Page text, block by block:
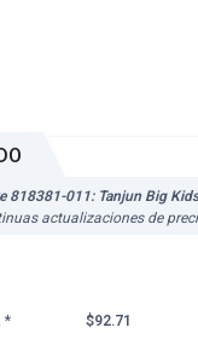
818381-011: Tanjun Big
actualizaciones de
* $92.71